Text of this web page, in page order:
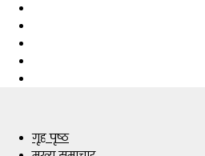
गृह पृष्ठ